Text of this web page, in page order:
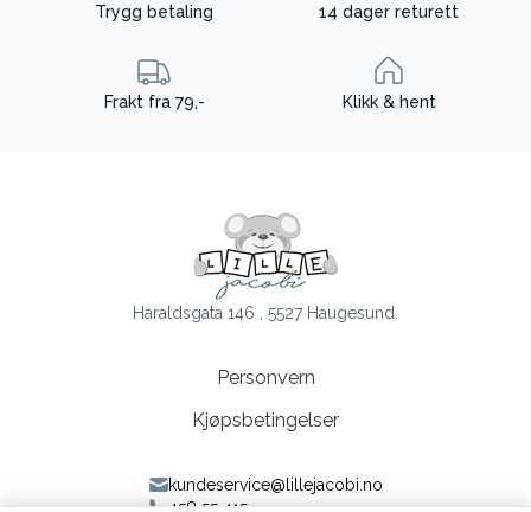
Trygg betaling 14 dager returett
Frakt fra 79,- Klikk & hent
Haraldsgata 146 , 5527 Haugesund.
Personvern
Kjøpsbetingelser
kundeservice@lillejacobi.no